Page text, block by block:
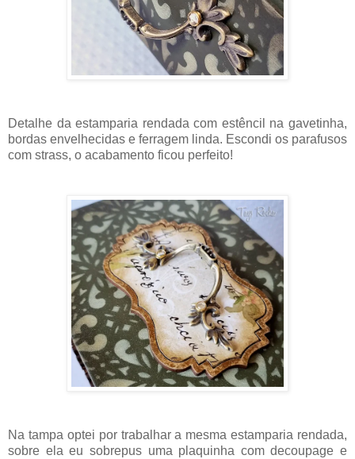
Detalhe da estamparia rendada com estêncil na gavetinha,
bordas envelhecidas e ferragem linda. Escondi os parafusos
com strass, o acabamento ficou perfeito!
Na tampa optei por trabalhar a mesma estamparia rendada,
sobre ela eu sobrepus uma plaquinha com decoupage e